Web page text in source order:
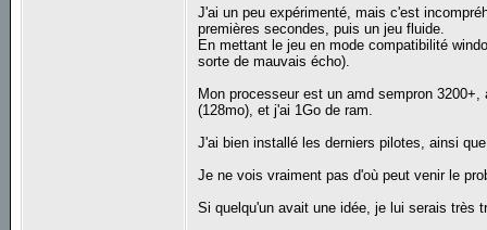
J'ai un peu expérimenté, mais c'est
premières secondes, puis un jeu fluide.
En mettant le jeu en mode compatibilité
sorte de mauvais écho).
Mon processeur est un amd sempron
(128mo), et j'ai 1Go de ram.
J'ai bien installé les derniers pilotes, ainsi
Je ne vois vraiment pas d'où peut venir le
Si quelqu'un avait une idée, je lui serais très